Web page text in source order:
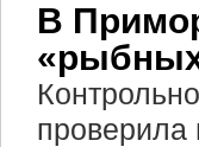
В
проверила